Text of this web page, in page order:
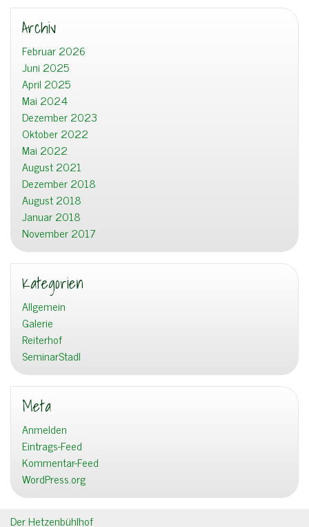
Archiv
Februar 2026
Juni 2025
April 2025
Mai 2024
Dezember 2023
Oktober 2022
Mai 2022
August 2021
Dezember 2018
August 2018
Januar 2018
November 2017
Kategorien
Allgemein
Galerie
Reiterhof
SeminarStadl
Meta
Anmelden
Eintrags-Feed
Kommentar-Feed
WordPress.org
Der Hetzenbühlhof